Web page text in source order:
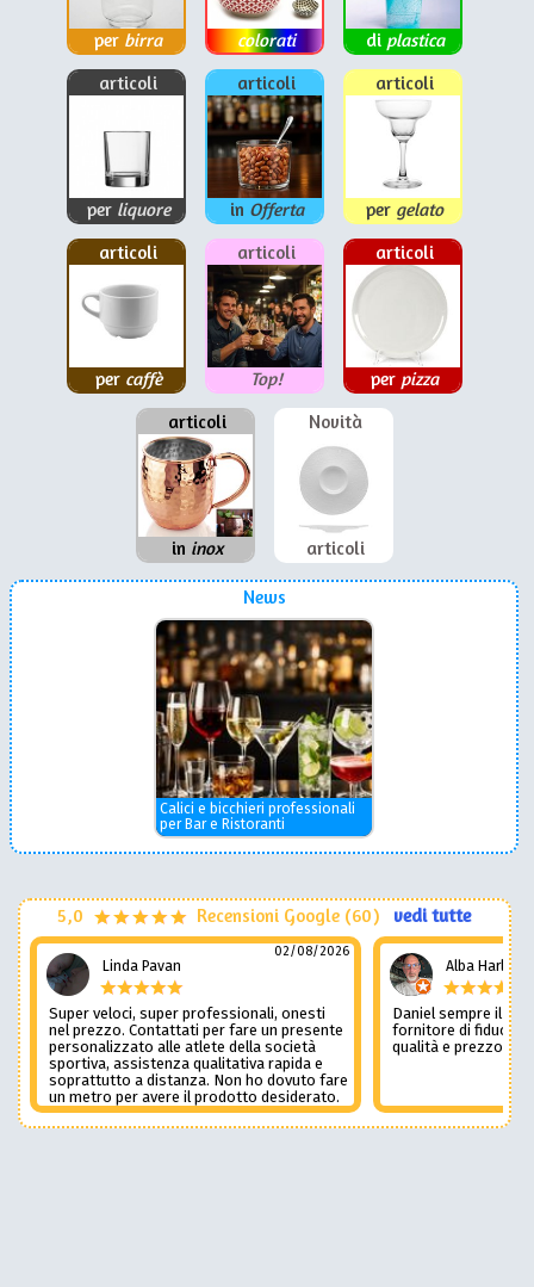
per birra colorati di plastica
articoli
per liquore
articoli
in Offerta
articoli
per gelato
articoli
per caffè
articoli
Top!
articoli
per pizza
articoli
in inox
Novità
articoli
News
Calici e bicchieri professionali
per Bar e Ristoranti
5,0 Recensioni Google (60) vedi tutte
Linda Pavan
02/08/2026
Super veloci, super professionali, onesti
nel prezzo. Contattati per fare un presente
personalizzato alle atlete della società
sportiva, assistenza qualitativa rapida e
soprattutto a distanza. Non ho dovuto fare
un metro per avere il prodotto desiderato.
Una assistenza del genere è rara e
preziosa. Credo li contatterò ancora in
Alba Harley
Daniel sempre il
fornitore di fiducia
qualità e prezzo